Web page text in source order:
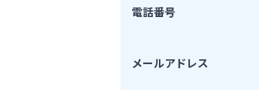
電話番号
メールアドレス